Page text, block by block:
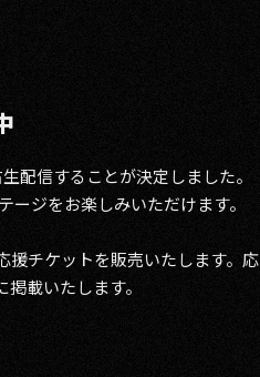
配信することが決定しました。
ジをお楽しみいただけます。
援チケットを販売いたします。応
載いたします。